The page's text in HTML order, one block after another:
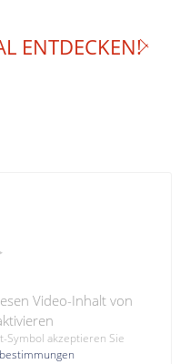
ENTDECKEN!
Video-Inhalt von
Symbol akzeptieren Sie